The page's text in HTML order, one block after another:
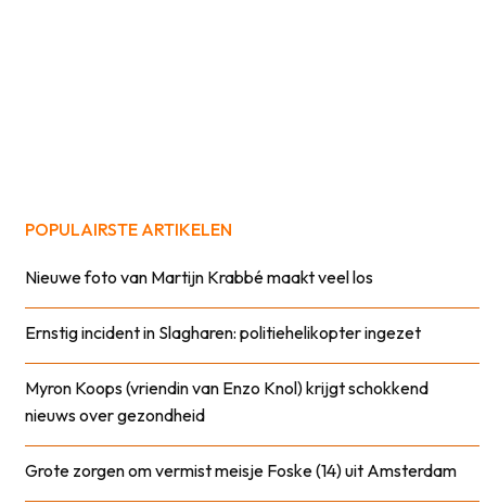
POPULAIRSTE ARTIKELEN
Nieuwe foto van Martijn Krabbé maakt veel los
Ernstig incident in Slagharen: politiehelikopter ingezet
Myron Koops (vriendin van Enzo Knol) krijgt schokkend
nieuws over gezondheid
Grote zorgen om vermist meisje Foske (14) uit Amsterdam